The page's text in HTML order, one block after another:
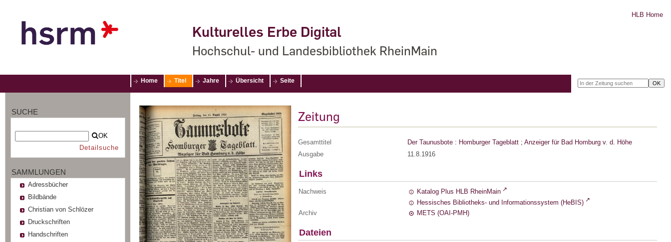
Kulturelles Erbe Digital
Hochschul- und Landesbibliothek RheinMain
HLB Home
Home Titel Jahre Übersicht Seite
SUCHE
OK
Detailsuche
SAMMLUNGEN
Adressbücher
Bildbände
Christian von Schlözer
Druckschriften
Handschriften
Zeitung
Gesamttitel
Der Taunusbote : Homburger Tageblatt ; Anzeiger für Bad Homburg v. d. Höhe
Ausgabe
11.8.1916
Links
Nachweis
Katalog Plus HLB RheinMain
Hessisches Bibliotheks- und Informationssystem (HeBIS)
Archiv
METS (OAI-PMH)
Dateien